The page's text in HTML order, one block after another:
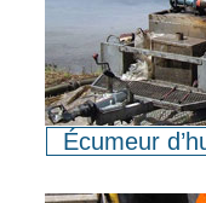
Écumeur